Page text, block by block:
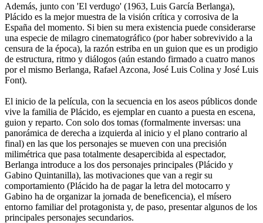
Además, junto con 'El verdugo' (1963, Luis García Berlanga),
Plácido es la mejor muestra de la visión crítica y corrosiva de la
España del momento. Si bien su mera existencia puede considerarse
una especie de milagro cinematográfico (por haber sobrevivido a la
censura de la época), la razón estriba en un guion que es un prodigio
de estructura, ritmo y diálogos (aún estando firmado a cuatro manos
por el mismo Berlanga, Rafael Azcona, José Luis Colina y José Luis
Font).
El inicio de la película, con la secuencia en los aseos públicos donde
vive la familia de Plácido, es ejemplar en cuanto a puesta en escena,
guion y reparto. Con solo dos tomas (formalmente inversas: una
panorámica de derecha a izquierda al inicio y el plano contrario al
final) en las que los personajes se mueven con una precisión
milimétrica que pasa totalmente desapercibida al espectador,
Berlanga introduce a los dos personajes principales (Plácido y
Gabino Quintanilla), las motivaciones que van a regir su
comportamiento (Plácido ha de pagar la letra del motocarro y
Gabino ha de organizar la jornada de beneficencia), el mísero
entorno familiar del protagonista y, de paso, presentar algunos de los
principales personajes secundarios.